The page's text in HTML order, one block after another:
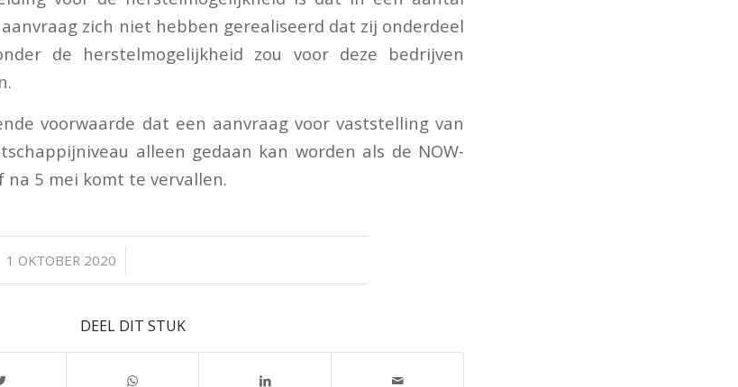
zich niet hebben gerealiseerd dat zij onderdeel
de herstelmogelijkheid zou voor deze bedrijven
voorwaarde dat een aanvraag voor vaststelling van
alleen gedaan kan worden als de NOW-
na 5 mei komt te vervallen.
1 OKTOBER 2020
/
DEEL DIT STUK